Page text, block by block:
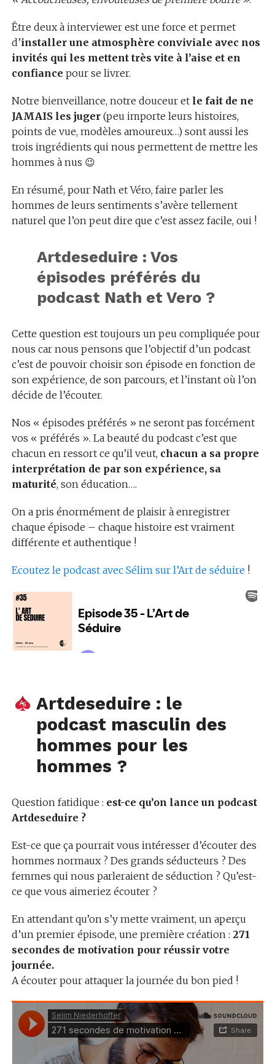
Être deux à interviewer est une force et permet
d’installer une atmosphère conviviale avec nos
invités qui les mettent très vite à l’aise et en
confiance pour se livrer.
Notre bienveillance, notre douceur et le fait de ne
JAMAIS les juger(peu importe leurs histoires,
points de vue, modèles amoureux…) sont aussi les
trois ingrédients qui nous permettent de mettre les
hommes à nus 😉
En résumé, pour Nath et Véro, faire parler les
hommes de leurs sentiments s’avère tellement
naturel que l’on peut dire que c’est assez facile, oui !
Artdeseduire : Vos
épisodes préférés du
podcast Nath et Vero ?
Cette question est toujours un peu compliquée pour
nous car nous pensons que l’objectif d’un podcast
c’est de pouvoir choisir son épisode en fonction de
son expérience, de son parcours, et l’instant où l’on
décide de l’écouter.
Nos « épisodes préférés » ne seront pas forcément
vos « préférés ». La beauté du podcast c’est que
chacun en ressort ce qu’il veut, chacun a sa propre
interprétation de par son expérience, sa
maturité, son éducation….
On a pris énormément de plaisir à enregistrer
chaque épisode – chaque histoire est vraiment
différente et authentique !
Ecoutez le podcast avec Sélim sur l’Art de séduire!
Artdeseduire : le
podcast masculin des
hommes pour les
hommes ?
Question fatidique : est-ce qu’on lance un podcast
Artdeseduire ?
Est-ce que ça pourrait vous intéresser d’écouter des
hommes normaux ? Des grands séducteurs ? Des
femmes qui nous parleraient de séduction ? Qu’est-
ce que vous aimeriez écouter ?
En attendant qu’on s’y mette vraiment, un aperçu
d’un premier épisode, une première création : 271
secondes de motivation pour réussir votre
journée.
A écouter pour attaquer la journée du bon pied !